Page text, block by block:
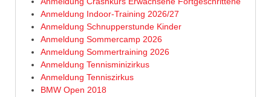
Anmeldung Indoor-Training 2026/27
Anmeldung Schnupperstunde Kinder
Anmeldung Sommercamp 2026
Anmeldung Sommertraining 2026
Anmeldung Tennisminizirkus
Anmeldung Tenniszirkus
BMW Open 2018